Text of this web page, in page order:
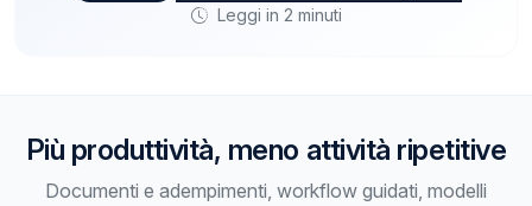
Leggi in 2 minuti
Più produttività, meno attività ripetitive
Documenti e adempimenti, workflow guidati, modelli